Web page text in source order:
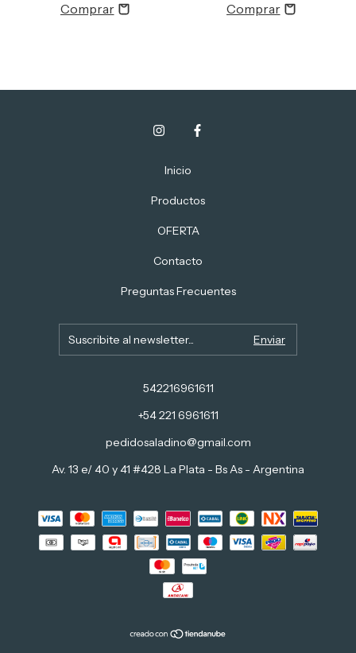
Inicio
Productos
OFERTA
Contacto
Preguntas Frecuentes
542216961611
+54 221 6961611
pedidosaladino@gmail.com
Av. 13 e/ 40 y 41 #428 La Plata - Bs As - Argentina